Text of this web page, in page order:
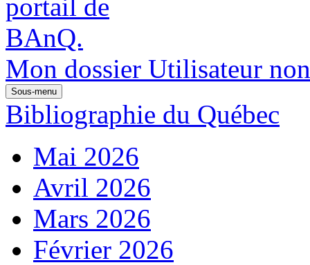
Mon dossier Utilisateur
Sous-menu
Bibliographie du Québec
Mai 2026
Avril 2026
Mars 2026
Février 2026